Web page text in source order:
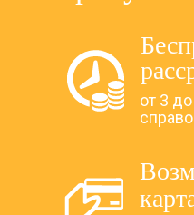
от 3